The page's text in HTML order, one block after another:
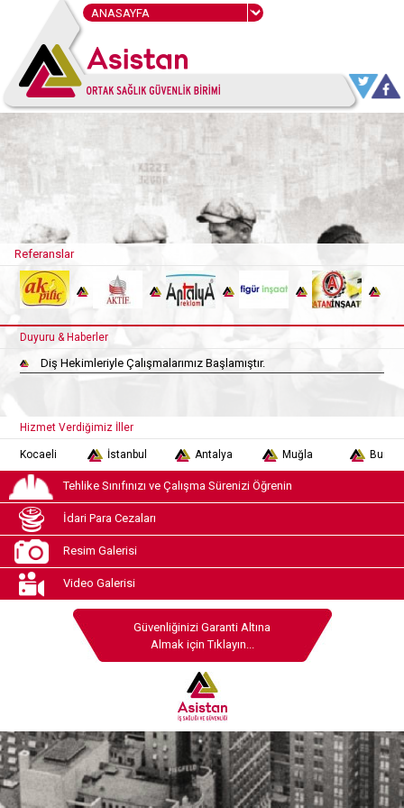
Referanslar
Duyuru & Haberler
Diş Hekimleriyle Çalışmalarımız Başlamıştır.
Diş Hekimleriyle Çalışmalarımız Başlamıştır.
Hizmet Verdiğimiz İller
Kocaeli İstanbul Antalya Muğla Burdur
Tehlike Sınıfınızı ve Çalışma Sürenizi Öğrenin
İdari Para Cezaları
Resim Galerisi
Video Galerisi
Güvenliğinizi Garanti Altına
Almak için Tıklayın...